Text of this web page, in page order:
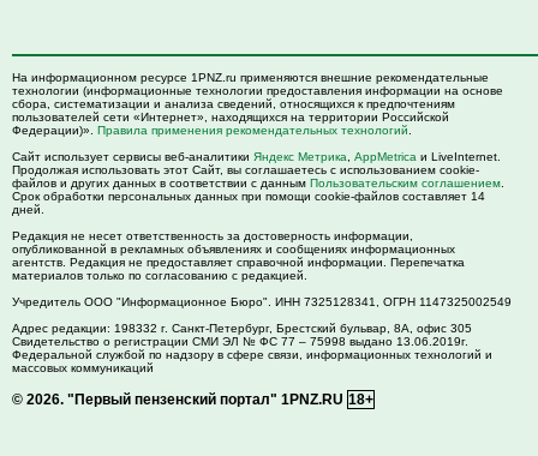
На информационном ресурсе 1PNZ.ru применяются внешние рекомендательные
технологии (информационные технологии предоставления информации на основе
сбора, систематизации и анализа сведений, относящихся к предпочтениям
пользователей сети «Интернет», находящихся на территории Российской
Федерации)». Правила применения рекомендательных технологий
Сайт использует сервисы веб-аналитики Яндекс Метрика AppMetrica и LiveInternet.
Продолжая использовать этот Сайт, вы соглашаетесь с использованием cookie-
файлов и других данных в соответствии с данным Пользовательским соглашением
Срок обработки персональных данных при помощи cookie-файлов составляет 14
дней.
Редакция не несет ответственность за достоверность информации,
опубликованной в рекламных объявлениях и сообщениях информационных
агентств. Редакция не предоставляет справочной информации. Перепечатка
материалов только по согласованию с редакцией.
Учредитель ООО "Информационное Бюро". ИНН 7325128341, ОГРН 1147325002549
Адрес редакции: 198332 г. Санкт-Петербург, Брестский бульвар, 8А, офис 305
Свидетельство о регистрации СМИ ЭЛ № ФС 77 – 75998 выдано 13.06.2019г.
Федеральной службой по надзору в сфере связи, информационных технологий и
массовых коммуникаций
© 2026. "Первый пензенский портал" 1PNZ.RU 18+